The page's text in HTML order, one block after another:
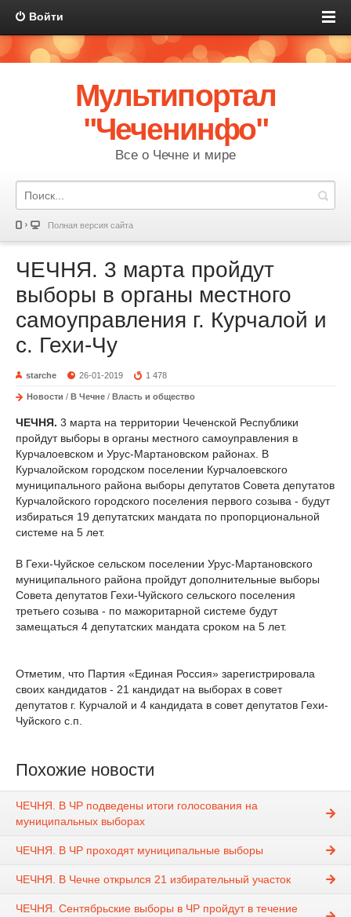
Войти
Мультипортал
"Чеченинфо"
Все о Чечне и мире
Полная версия сайта
ЧЕЧНЯ. 3 марта пройдут
выборы в органы местного
самоуправления г. Курчалой и
с. Гехи-Чу
starche 26-01-2019 1 478
Новости / В Чечне / Власть и общество
ЧЕЧНЯ. 3 марта на территории Чеченской Республики
пройдут выборы в органы местного самоуправления в
Курчалоевском и Урус-Мартановском районах. В
Курчалойском городском поселении Курчалоевского
муниципального района выборы депутатов Совета депутатов
Курчалойского городского поселения первого созыва - будут
избираться 19 депутатских мандата по пропорциональной
системе на 5 лет.
В Гехи-Чуйское сельском поселении Урус-Мартановского
муниципального района пройдут дополнительные выборы
Совета депутатов Гехи-Чуйского сельского поселения
третьего созыва - по мажоритарной системе будут
замещаться 4 депутатских мандата сроком на 5 лет.
Отметим, что Партия «Единая Россия» зарегистрировала
своих кандидатов - 21 кандидат на выборах в совет
депутатов г. Курчалой и 4 кандидата в совет депутатов Гехи-
Чуйского с.п.
Похожие новости
ЧЕЧНЯ. В ЧР подведены итоги голосования на
муниципальных выборах
ЧЕЧНЯ. В ЧР проходят муниципальные выборы
ЧЕЧНЯ. В Чечне открылся 21 избирательный участок
ЧЕЧНЯ. Сентябрьские выборы в ЧР пройдут в течение